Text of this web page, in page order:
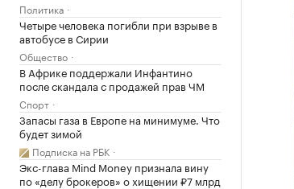
Политика
Четыре человека погибли при взрыве в
автобусе в Сирии
Общество
В Африке поддержали Инфантино
после скандала с продажей прав ЧМ
Спорт
Запасы газа в Европе на минимуме. Что
будет зимой
Подписка на РБК
Экс-глава Mind Money признала вину
по «делу брокеров» о хищении ₽7 млрд